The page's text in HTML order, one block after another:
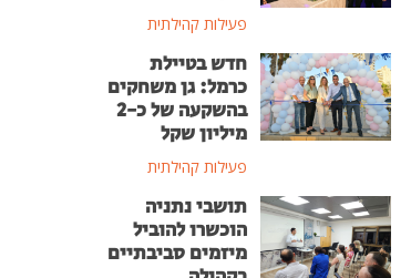
פעילות קהילתית
חדש בטיילת
כרמל: גן משחקים
בהשקעה של כ-2
מיליון שקל
פעילות קהילתית
תושבי נתניה
הוכשרו להוביל
מיזמים סביבתיים